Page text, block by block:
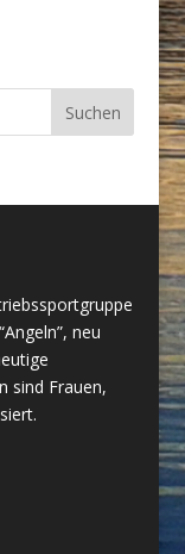
neu
sind Frauen,